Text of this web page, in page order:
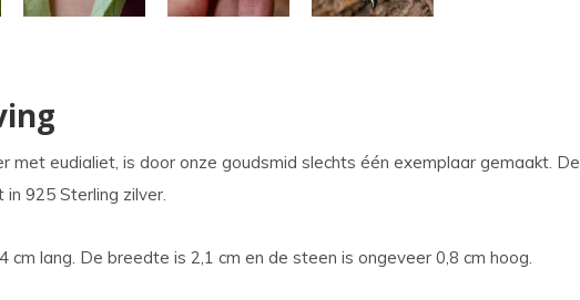
met eudialiet, is door onze goudsmid slechts één exemplaar gemaakt. De
925 Sterling zilver.
cm lang. De breedte is 2,1 cm en de steen is ongeveer 0,8 cm hoog.